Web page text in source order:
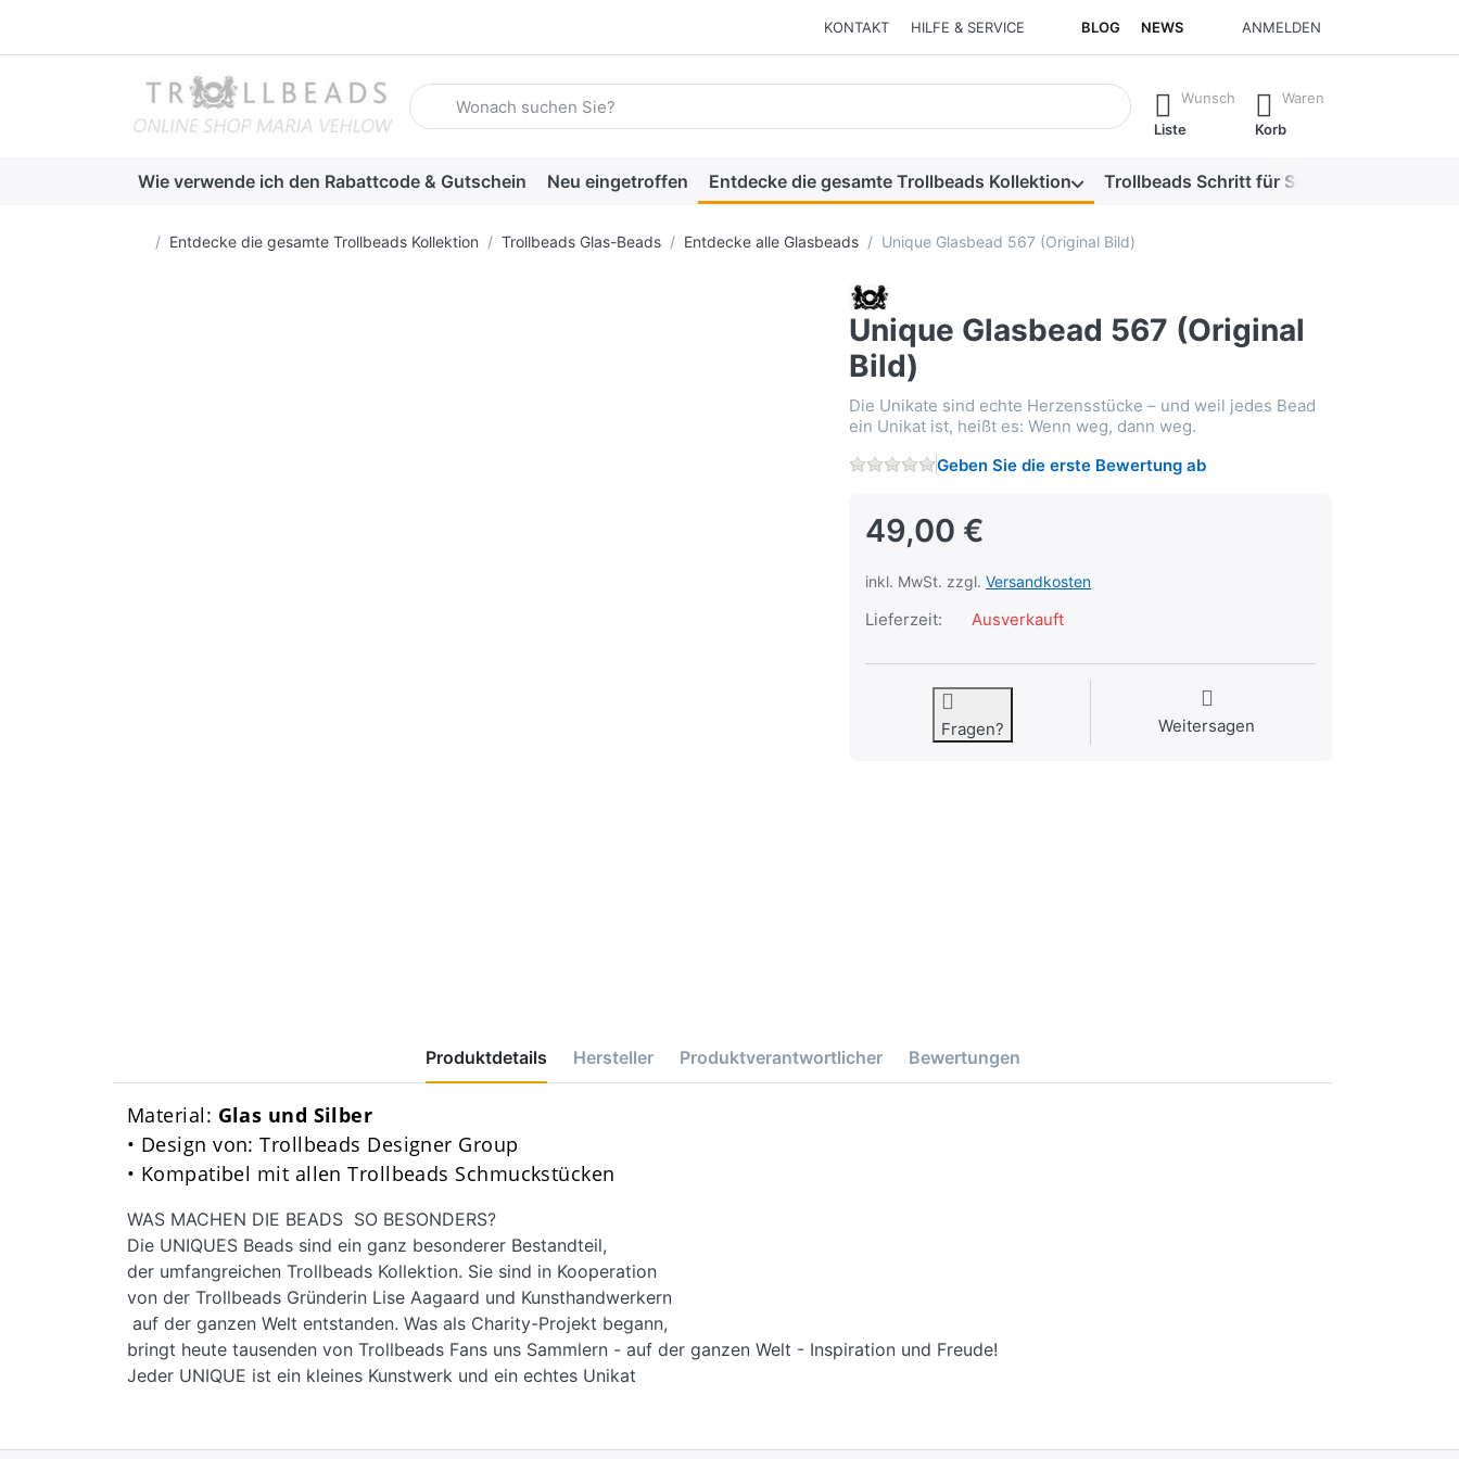
KONTAKT HILFE & SERVICE BLOG NEWS ANMELDEN
Geben Sie einen Suchbegriff ein. Während Sie tippen, erscheinen automatisch erste Ergebnisse. Drücken Sie die Eingabetaste, um alle
Wunsch
Liste
Waren
Korb
Wie verwende ich den Rabattcode & Gutschein Neu eingetroffen Entdecke die gesamte Trollbeads Kollektion Trollbeads Schritt für Schritt
Startseite
Entdecke die gesamte Trollbeads Kollektion Trollbeads Glas-Beads Entdecke alle Glasbeads Unique Glasbead 567 (Original Bild)
Unique Glasbead 567 (Original
Bild)
Die Unikate sind echte Herzensstücke – und weil jedes Bead
ein Unikat ist, heißt es: Wenn weg, dann weg.
Geben Sie die erste Bewertung ab
49,00 €
inkl. MwSt. zzgl. Versandkosten
Lieferzeit: Ausverkauft
Fragen? Weitersagen
Produktdetails Hersteller Produktverantwortlicher Bewertungen
Material: Glas und Silber
• Design von: Trollbeads Designer Group
• Kompatibel mit allen Trollbeads Schmuckstücken
WAS MACHEN DIE BEADS SO BESONDERS?
Die UNIQUES Beads sind ein ganz besonderer Bestandteil,
der umfangreichen Trollbeads Kollektion. Sie sind in Kooperation
von der Trollbeads Gründerin Lise Aagaard und Kunsthandwerkern
auf der ganzen Welt entstanden. Was als Charity-Projekt begann,
bringt heute tausenden von Trollbeads Fans uns Sammlern - auf der ganzen Welt - Inspiration und Freude!
Jeder UNIQUE ist ein kleines Kunstwerk und ein echtes Unikat